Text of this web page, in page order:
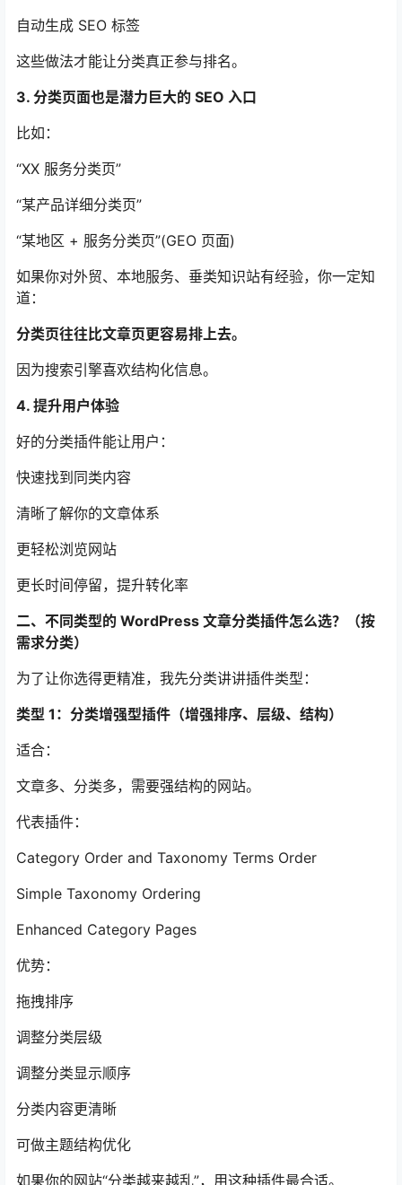
自动生成 SEO 标签
这些做法才能让分类真正参与排名。
3. 分类页面也是潜力巨大的 SEO 入口
比如：
“XX 服务分类页”
“某产品详细分类页”
“某地区 + 服务分类页”(GEO 页面)
如果你对外贸、本地服务、垂类知识站有经验，你一定知
道：
分类页往往比文章页更容易排上去。
因为搜索引擎喜欢结构化信息。
4. 提升用户体验
好的分类插件能让用户：
快速找到同类内容
清晰了解你的文章体系
更轻松浏览网站
更长时间停留，提升转化率
二、不同类型的 WordPress 文章分类插件怎么选？（按
需求分类）
为了让你选得更精准，我先分类讲讲插件类型：
类型 1：分类增强型插件（增强排序、层级、结构）
适合：
文章多、分类多，需要强结构的网站。
代表插件：
Category Order and Taxonomy Terms Order
Simple Taxonomy Ordering
Enhanced Category Pages
优势：
拖拽排序
调整分类层级
调整分类显示顺序
分类内容更清晰
可做主题结构优化
如果你的网站“分类越来越乱”，用这种插件最合适。